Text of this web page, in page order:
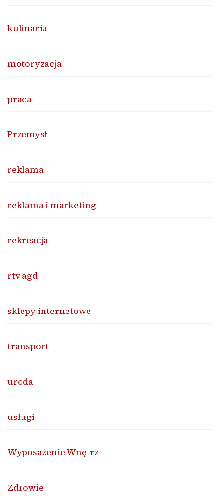
kulinaria
motoryzacja
praca
Przemysł
reklama
reklama i marketing
rekreacja
rtv agd
sklepy internetowe
transport
uroda
usługi
Wyposażenie Wnętrz
Zdrowie